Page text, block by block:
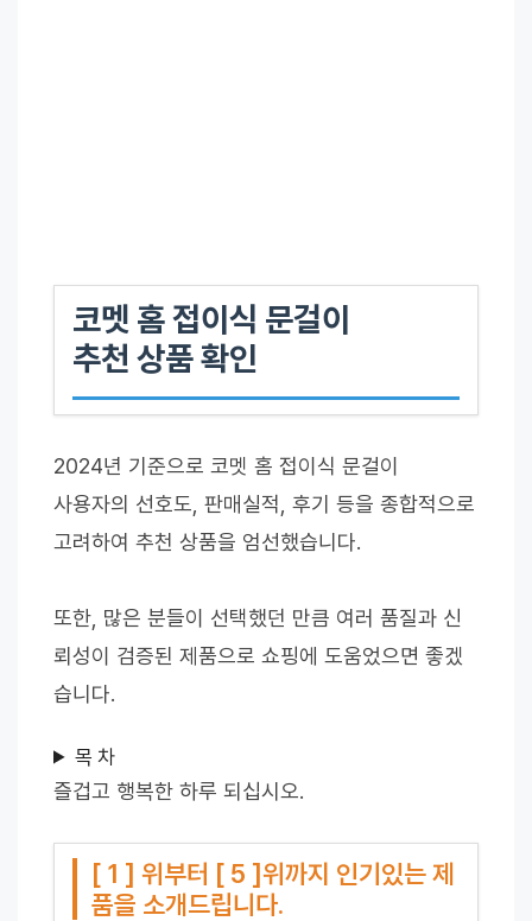
코멧 홈 접이식 문걸이
추천 상품 확인
2024년 기준으로 코멧 홈 접이식 문걸이
사용자의 선호도, 판매실적, 후기 등을 종합적으로
고려하여 추천 상품을 엄선했습니다.
또한, 많은 분들이 선택했던 만큼 여러 품질과 신
뢰성이 검증된 제품으로 쇼핑에 도움었으면 좋겠
습니다.
목 차
즐겁고 행복한 하루 되십시오.
[ 1 ] 위부터 [ 5 ]위까지 인기있는 제
품을 소개드립니다.